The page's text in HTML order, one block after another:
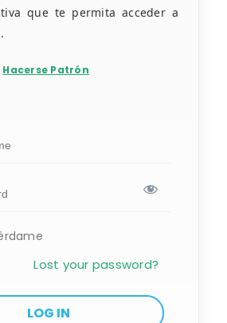
que te permita acceder a
Hacerse Patrón
Lost your password?